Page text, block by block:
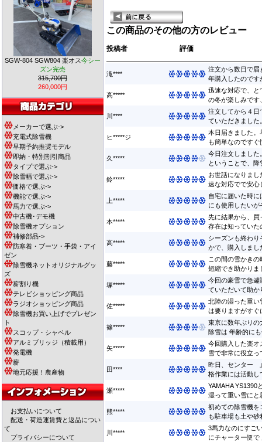
SGW-804 SGW804 楽オス今シー
ズン完売
315,700円
260,000円
メーカーで選ぶ->
充電式除雪機
早期予約推奨モデル
即納・特別割引商品
タイプで選ぶ->
除雪幅で選ぶ->
価格で選ぶ->
機能で選ぶ->
馬力で選ぶ->
中古機･デモ機
除雪機オプション
補修部品->
防寒着・ブーツ・手袋・アイ
ゼン
除雪機ネットオリジナルグッ
ズ
薪割り機
テレビショッピング商品
ラジオショッピング商品
除雪機お買い上げでプレゼン
ト
スコップ・シャベル
アルミブリッジ（積載用）
発電機
薪
地元応援！農産物
お支払いについて
配送・荷造運賃費と返品につい
て
プライバシーについて
この商品のその他の方のレビュー
投稿者 評価
滝****
注文から数日で届
年購入したのです
高*****
迅速な対応で、と
の冬が楽しみです
川****
注文してから４日
ていただきました
ヒ*****ジ
本日届きました。
も簡単なのです
久*****
今日注文しました
ということで、
鈴*****
お世話になりま
速な対応でで安心
上*****
自宅に届いた時
にも使用したい
本*****
先に結果から、買
存在は知っていた
高*****
シーズンも終わ
かで、購入しまし
藤*****
この間の雪かき
短縮でき助かりま
塚*****
今回の豪雪で急遽
ていただいて助か
佐*****
北陸の湿った重い
は要りますがすぐ
篠*****
東京に数年ぶりの
除雪は 年齢的に
矢*****
今回購入した楽オ
雪で非常に役立
田****
昨日、センター
格作業には活動し
瀬*****
YAMAHA YS1390
湿って重い雪にと
熊*****
初めての除雪機を
も駐車場も土や
川*****
3馬力なのにすご
にチャーター便で